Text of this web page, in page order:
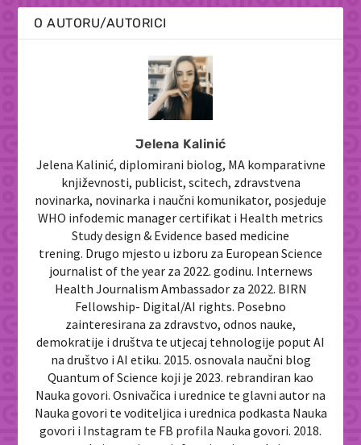
O AUTORU/AUTORICI
Jelena Kalinić
Jelena Kalinić, diplomirani biolog, MA komparativne
književnosti, publicist, scitech, zdravstvena
novinarka, novinarka i naučni komunikator, posjeduje
WHO infodemic manager certifikat i Health metrics
Study design & Evidence based medicine
trening. Drugo mjesto u izboru za European Science
journalist of the year za 2022. godinu. Internews
Health Journalism Ambassador za 2022. BIRN
Fellowship- Digital/AI rights. Posebno
zainteresirana za zdravstvo, odnos nauke,
demokratije i društva te utjecaj tehnologije poput AI
na društvo i AI etiku. 2015. osnovala naučni blog
Quantum of Science koji je 2023. rebrandiran kao
Nauka govori. Osnivačica i urednice te glavni autor na
Nauka govori te voditeljica i urednica podkasta Nauka
govori i Instagram te FB profila Nauka govori. 2018.